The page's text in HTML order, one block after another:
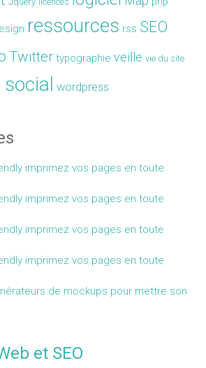
ressources rss SEO
Twitter typographie veille vie du site
wordpress
imprimez vos pages en toute
imprimez vos pages en toute
imprimez vos pages en toute
imprimez vos pages en toute
de mockups pour mettre son
et SEO